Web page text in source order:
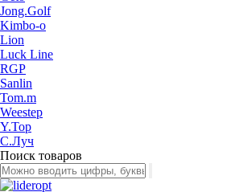
Jong.Golf
Kimbo-o
Lion
Luck Line
RGP
Sanlin
Tom.m
Weestep
Y.Top
С.Луч
Поиск товаров